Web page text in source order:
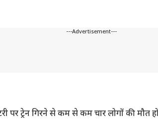
---Advertisement---
पर ट्रेन गिरने से कम से कम चार लोगों की मौत